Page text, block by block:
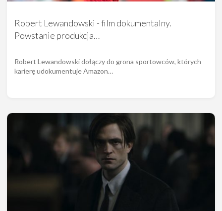
Robert Lewandowski - film dokumentalny.
Powstanie produkcja…
Robert Lewandowski dołączy do grona sportowców, których
karierę udokumentuje Amazon…